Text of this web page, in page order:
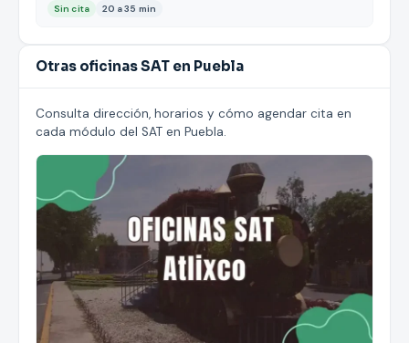
Sin cita 20 a 35 min
Otras oficinas SAT en Puebla
Consulta dirección, horarios y cómo agendar cita en
cada módulo del SAT en Puebla.